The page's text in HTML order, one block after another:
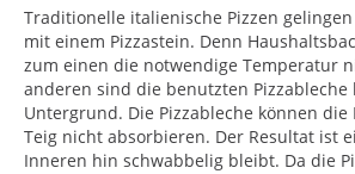
Traditionelle italienische Pizzen
mit einem Pizzastein. Denn
zum einen die notwendige Temperatur
anderen sind die benutzten
Untergrund. Die Pizzableche können die
Teig nicht absorbieren. Der Resultat ist
Inneren hin schwabbelig bleibt. Da die